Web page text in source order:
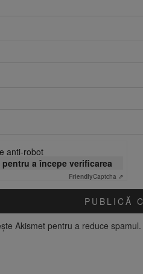
anti-robot
a începe verificarea
FriendlyCaptcha ⇗
Akismet pentru a reduce spamul.